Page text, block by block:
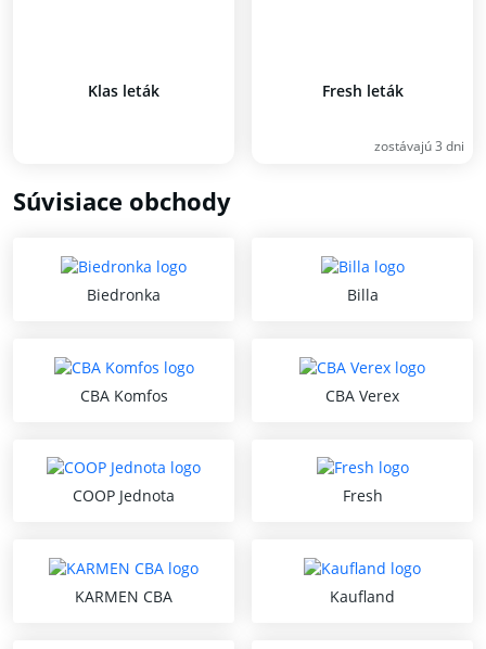
Klas leták Fresh leták
zostávajú 3 dni
Súvisiace obchody
Biedronka Billa
CBA Komfos CBA Verex
COOP Jednota Fresh
KARMEN CBA Kaufland